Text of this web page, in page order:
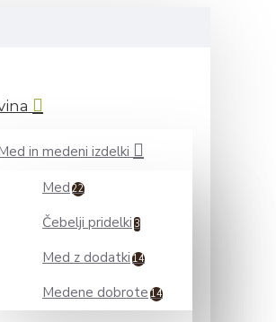
in medeni izdelki
Med 22
Čebelji pridelki 3
Med z dodatki 14
Medene dobrote 14